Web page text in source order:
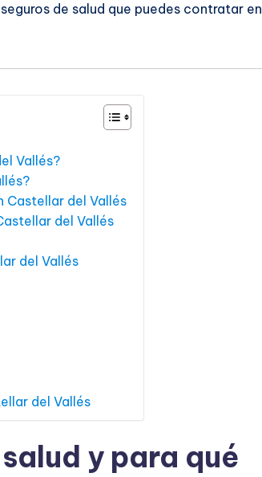
de salud que puedes contratar en
Vallés?
Castellar del Vallés
del Vallés
del Vallés
del Vallés
y para qué